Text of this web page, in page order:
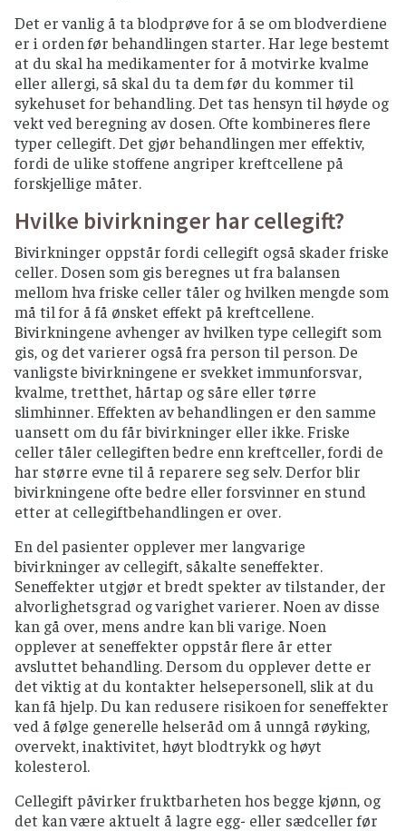
Det er vanlig å ta blodprøve for å se om blodverdiene
er i orden før behandlingen starter. Har lege bestemt
at du skal ha medikamenter for å motvirke kvalme
eller allergi, så skal du ta dem før du kommer til
sykehuset for behandling. Det tas hensyn til høyde og
vekt ved beregning av dosen. Ofte kombineres flere
typer cellegift. Det gjør behandlingen mer effektiv,
fordi de ulike stoffene angriper kreftcellene på
forskjellige måter.
Hvilke bivirkninger har cellegift?
Bivirkninger oppstår fordi cellegift også skader friske
celler. Dosen som gis beregnes ut fra balansen
mellom hva friske celler tåler og hvilken mengde som
må til for å få ønsket effekt på kreftcellene.
Bivirkningene avhenger av hvilken type cellegift som
gis, og det varierer også fra person til person. De
vanligste bivirkningene er svekket immunforsvar,
kvalme, tretthet, hårtap og såre eller tørre
slimhinner. Effekten av behandlingen er den samme
uansett om du får bivirkninger eller ikke. Friske
celler tåler cellegiften bedre enn kreftceller, fordi de
har større evne til å reparere seg selv. Derfor blir
bivirkningene ofte bedre eller forsvinner en stund
etter at cellegiftbehandlingen er over.
En del pasienter opplever mer langvarige
bivirkninger av cellegift, såkalte seneffekter.
Seneffekter utgjør et bredt spekter av tilstander, der
alvorlighetsgrad og varighet varierer. Noen av disse
kan gå over, mens andre kan bli varige. Noen
opplever at seneffekter oppstår flere år etter
avsluttet behandling. Dersom du opplever dette er
det viktig at du kontakter helsepersonell, slik at du
kan få hjelp. Du kan redusere risikoen for seneffekter
ved å følge generelle helseråd om å unngå røyking,
overvekt, inaktivitet, høyt blodtrykk og høyt
kolesterol.
Cellegift påvirker fruktbarheten hos begge kjønn, og
det kan være aktuelt å lagre egg- eller sædceller før